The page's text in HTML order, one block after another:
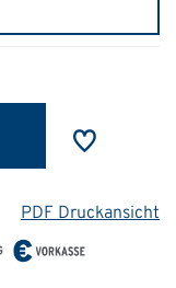
PDF Druckansicht